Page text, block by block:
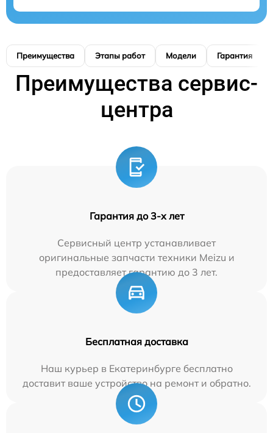
Преимущества Этапы работ Модели Гарантия
Преимущества сервис-
центра
Гарантия до 3-х лет
Сервисный центр устанавливает
оригинальные запчасти техники Meizu и
предоставляет гарантию до 3 лет.
Бесплатная доставка
Наш курьер в Екатеринбурге бесплатно
доставит ваше устройство на ремонт и обратно.